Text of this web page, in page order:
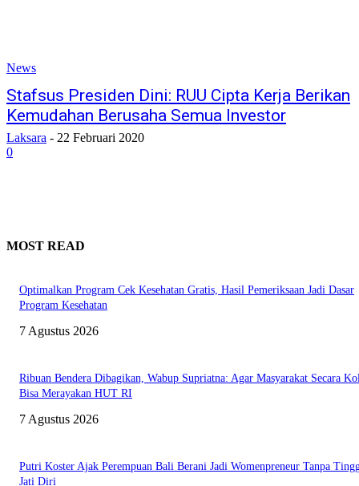
News
Stafsus Presiden Dini: RUU Cipta Kerja Berikan
Kemudahan Berusaha Semua Investor
Laksara - 22 Februari 2020
0
MOST READ
Optimalkan Program Cek Kesehatan Gratis, Hasil Pemeriksaan Jadi Dasar
Program Kesehatan
7 Agustus 2026
Ribuan Bendera Dibagikan, Wabup Supriatna: Agar Masyarakat Secara
Bisa Merayakan HUT RI
7 Agustus 2026
Putri Koster Ajak Perempuan Bali Berani Jadi Womenpreneur Tanpa
Jati Diri